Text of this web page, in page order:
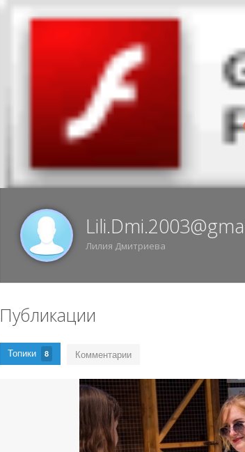
7 АВГУСТА, ПЯТНИЦА, 11:28, ВОРОНЕЖ
ИЗРУИН/IZRUIN
Лилия Дмитриева
Публикации
Топики 8 Комментарии